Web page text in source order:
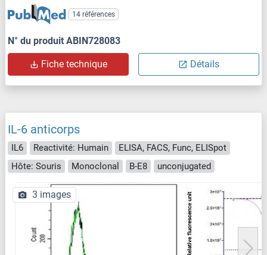
14 références
N° du produit ABIN728083
Fiche technique Détails
IL-6 anticorps
IL6 Reactivité: Humain
ELISA, FACS, Func, ELISpot
Hôte: Souris
Monoclonal B-E8 unconjugated
3 images